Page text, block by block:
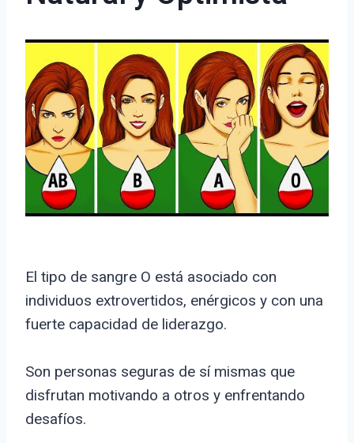
El tipo de sangre O está asociado con
individuos extrovertidos, enérgicos y con una
fuerte capacidad de liderazgo.
Son personas seguras de sí mismas que
disfrutan motivando a otros y enfrentando
desafíos.